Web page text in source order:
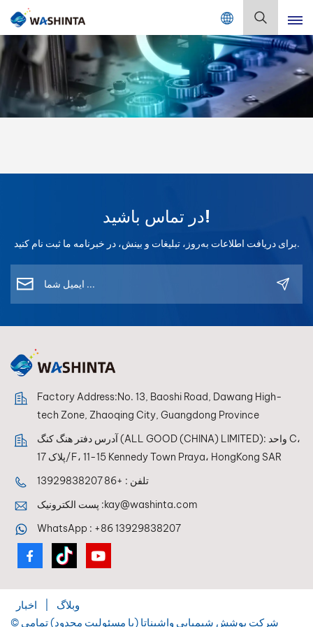
Mix Color Online
English
Français
Español
Português
中文
در تماس باشید!
برای دریافت اطلاعات به‌روز، تبلیغات و بینش، در خبرنامه ما ثبت نام کنید.
Factory Address:No. 13, Baoshi Road, Dawang High-
tech Zone, Zhaoqing City, Guangdong Province
آدرس دفتر هنگ کنگ (ALL GOOD (CHINA) LIMITED): واحد C،
پلاک 17/F، 11-15 Kennedy Town Praya، HongKong SAR
تلفن : +86 13929838207
پست الکترونیک :kay@washinta.com
WhatsApp : +86 13929838207
وبلاگ
اخبار
© شرکت پوشش شیمیایی واشیناتا (با مسئولیت محدود) تمامی